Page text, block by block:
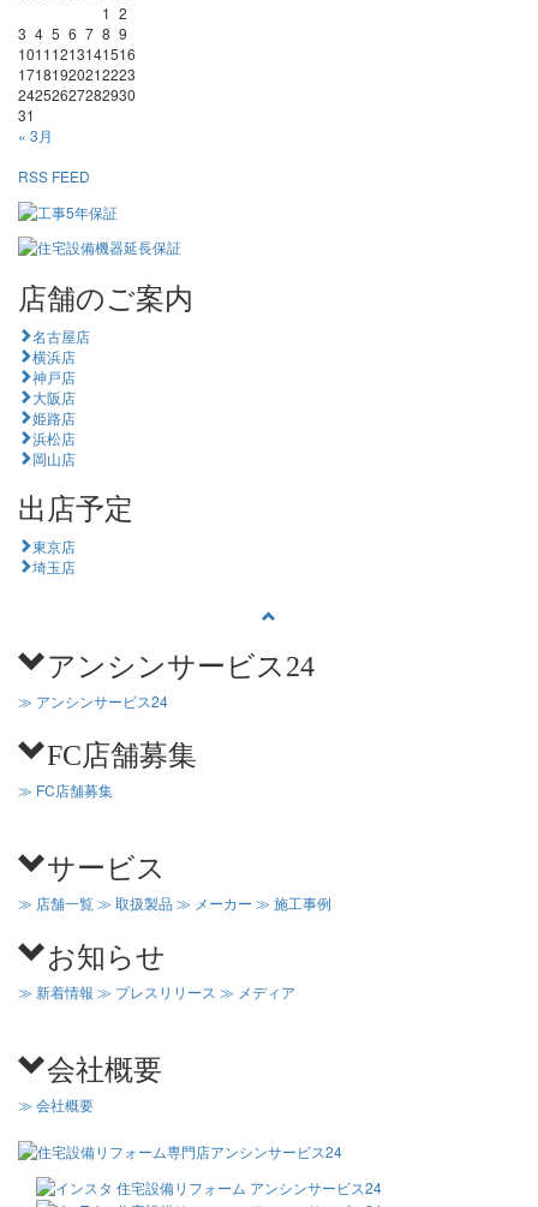
1 2
3 4 5 6 7 8 9
10111213141516
17181920212223
24252627282930
31
« 3月
RSS FEED
店舗のご案内
名古屋店
横浜店
神戸店
大阪店
姫路店
浜松店
岡山店
出店予定
東京店
埼玉店
アンシンサービス24
≫ アンシンサービス24
FC店舗募集
≫ FC店舗募集
サービス
≫ 店舗一覧≫ 取扱製品 ≫ メーカー ≫ 施工事例
お知らせ
≫ 新着情報 ≫ プレスリリース ≫ メディア
会社概要
≫ 会社概要